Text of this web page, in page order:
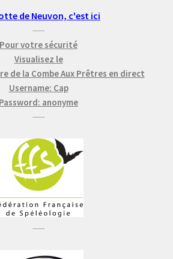
de Neuvon, c'est ici
-----
Pour votre sécurité
Visualisez le
de la Combe Aux Prêtres en direct
Username: Cap
Password: anonyme
-----
-----